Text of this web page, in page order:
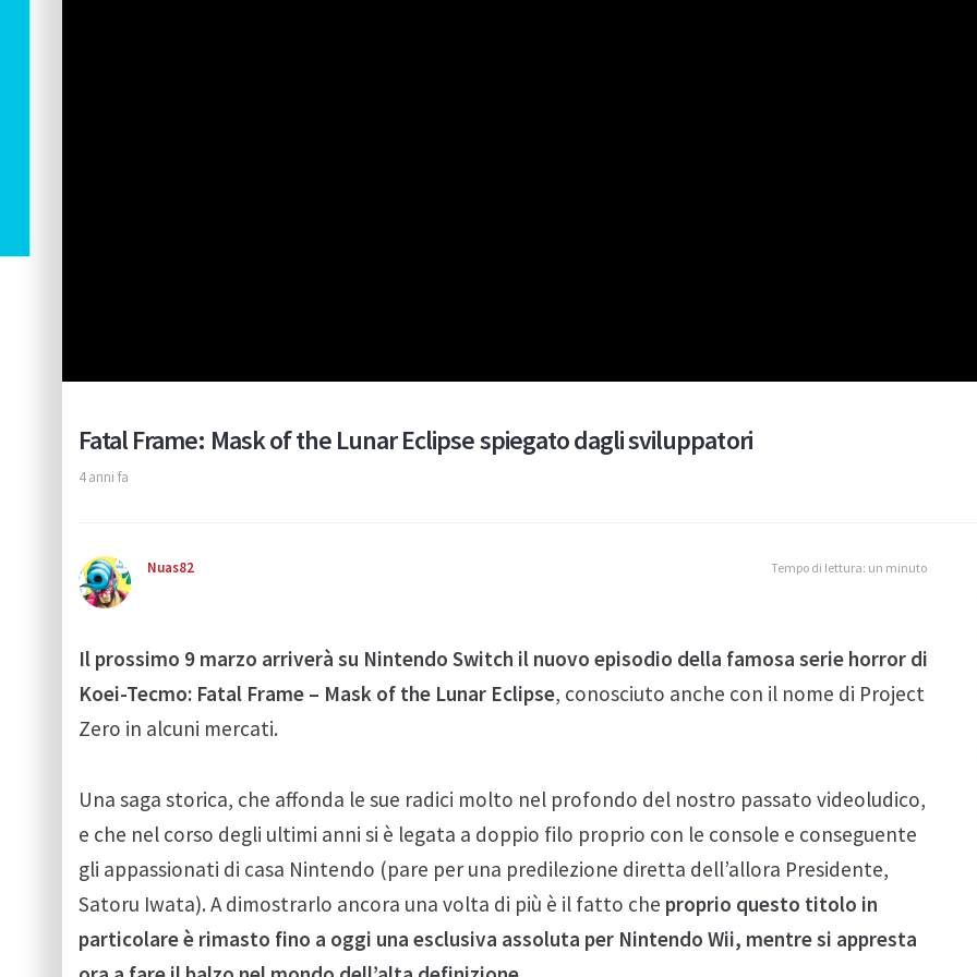
Fatal Frame: Mask of the Lunar Eclipse spiegato dagli sviluppatori
4 anni fa
Nuas82 Tempo di lettura: un minuto
Il prossimo 9 marzo arriverà su Nintendo Switch il nuovo episodio della famosa serie horror di
Koei-Tecmo: Fatal Frame – Mask of the Lunar Eclipse, conosciuto anche con il nome di Project
Zero in alcuni mercati.
Una saga storica, che affonda le sue radici molto nel profondo del nostro passato videoludico,
e che nel corso degli ultimi anni si è legata a doppio filo proprio con le console e conseguente
gli appassionati di casa Nintendo (pare per una predilezione diretta dell’allora Presidente,
Satoru Iwata). A dimostrarlo ancora una volta di più è il fatto che proprio questo titolo in
particolare è rimasto fino a oggi una esclusiva assoluta per Nintendo Wii, mentre si appresta